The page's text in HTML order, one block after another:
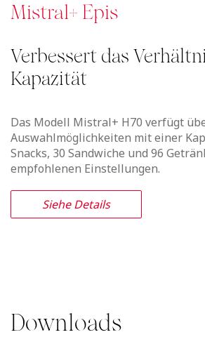
Mistral+ Epis
Verbessert das
Kapazität
Das Modell Mistral+ H70 verfügt
Auswahlmöglichkeiten mit einer
Snacks, 30 Sandwiche und 96
empfohlenen Einstellungen.
Siehe Details
Downloads